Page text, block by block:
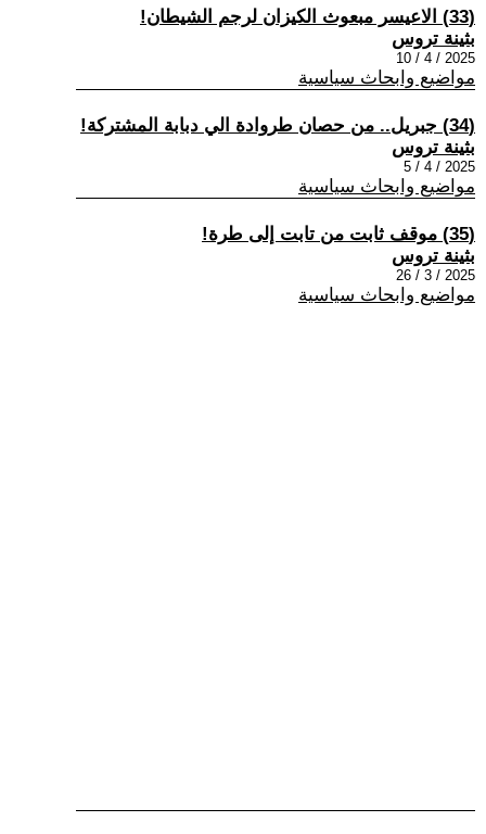
(33) الاعيسر مبعوث الكيزان لرجم الشيطان!
بثينة تروس
2025 / 4 / 10
مواضيع وابحاث سياسية
(34) جبريل.. من حصان طروادة الي دبابة المشتركة!
بثينة تروس
2025 / 4 / 5
مواضيع وابحاث سياسية
(35) موقف ثابت من تابت إلى طرة!
بثينة تروس
2025 / 3 / 26
مواضيع وابحاث سياسية